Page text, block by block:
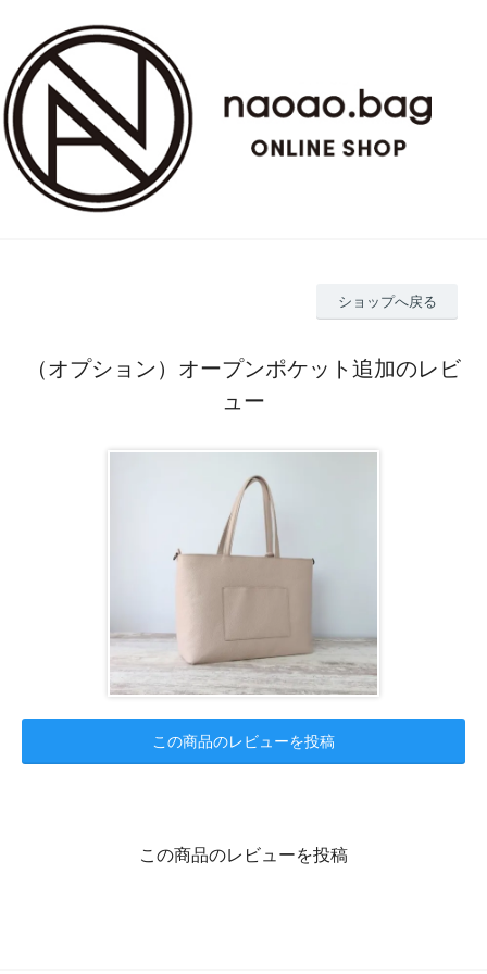
ショップへ戻る
（オプション）オープンポケット追加のレビ
ュー
この商品のレビューを投稿
この商品のレビューを投稿